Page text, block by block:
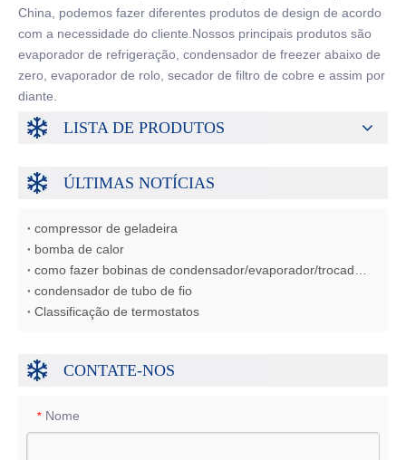
China, podemos fazer diferentes produtos de design de acordo
com a necessidade do cliente.Nossos principais produtos são
evaporador de refrigeração, condensador de freezer abaixo de
zero, evaporador de rolo, secador de filtro de cobre e assim por
diante.
LISTA DE PRODUTOS
ÚLTIMAS NOTÍCIAS
compressor de geladeira
bomba de calor
condensador de tubo de fio
Classificação de termostatos
CONTATE-NOS
* Nome